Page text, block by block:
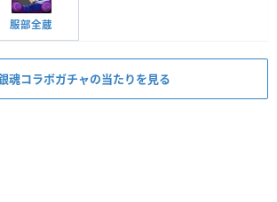
服部全蔵
魂コラボガチャの当たりを見る